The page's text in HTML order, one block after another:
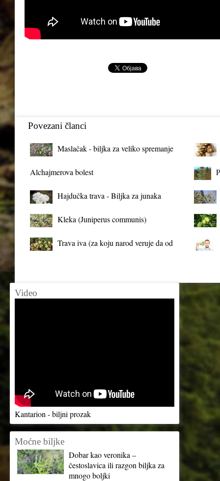
Povezani članci
Maslačak - biljka za veliko spremanje
Alchajmerova bolest
Hajdučka trava - Biljka za junaka
Kleka (Juniperus communis)
Trava iva (za koju narod veruje da od
Video
Kantarion - biljni prozak
Moćne biljke
Dobar kao veronika –
čestoslavica ili razgon biljka za
mnogo boljki